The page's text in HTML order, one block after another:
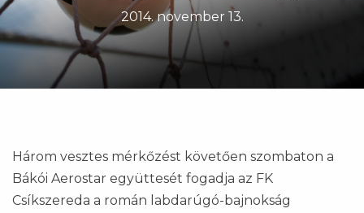
2014. november 13.
Három vesztes mérkőzést követően szombaton a
Bákói Aerostar együttesét fogadja az FK
Csíkszereda a román labdarúgó-bajnokság